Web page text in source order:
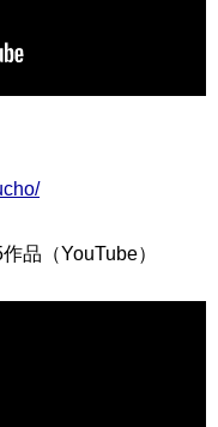
品（YouTube）